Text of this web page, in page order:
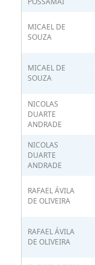
MICAEL DE
SOUZA
MICAEL DE
SOUZA
NICOLAS
DUARTE
ANDRADE
NICOLAS
DUARTE
ANDRADE
RAFAEL ÁVILA
DE OLIVEIRA
RAFAEL ÁVILA
DE OLIVEIRA